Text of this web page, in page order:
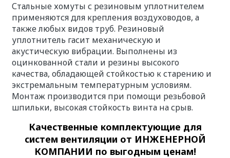
Стальные хомуты с резиновым уплотнителем
применяются для крепления воздуховодов, а
также любых видов труб. Резиновый
уплотнитель гасит механическую и
акустическую вибрации. Выполнены из
оцинкованной стали и резины высокого
качества, обладающей стойкостью к старению и
экстремальным температурным условиям.
Монтаж производится при помощи резьбовой
шпильки, высокая стойкость винта на срыв.
Качественные комплектующие для
систем вентиляции от ИНЖЕНЕРНОЙ
КОМПАНИИ по выгодным ценам!